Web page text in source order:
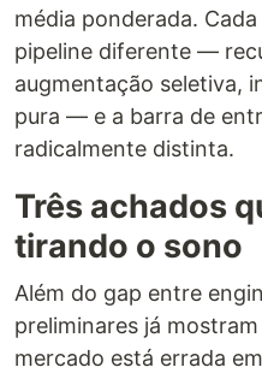
média ponderada.
pipeline diferente —
augmentação seletiva,
pura — e a barra de
radicalmente distinta.
Três achados
tirando o sono
Além do gap entre
preliminares já
mercado está errada